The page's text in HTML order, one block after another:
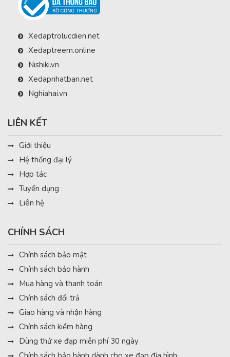
Xedaptrolucdien.net
Xedaptreem.online
Nishiki.vn
Xedapnhatban.net
Nghiahai.vn
LIÊN KẾT
Giới thiệu
Hệ thống đại lý
Hợp tác
Tuyển dụng
Liên hệ
CHÍNH SÁCH
Chính sách bảo mật
Chính sách bảo hành
Mua hàng và thanh toán
Chính sách đổi trả
Giao hàng và nhận hàng
Chính sách kiểm hàng
Dùng thử xe đạp miễn phí 30 ngày